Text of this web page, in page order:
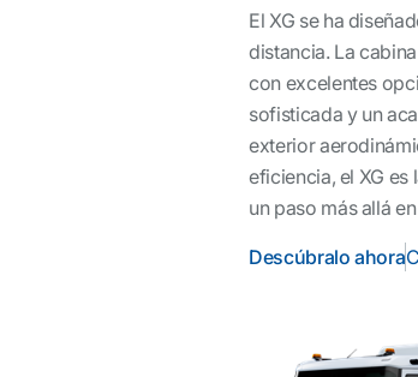
El XG se ha
distancia. La
con excelentes
sofisticada y un
exterior
eficiencia, el XG
un paso más allá
Descúbralo ahora